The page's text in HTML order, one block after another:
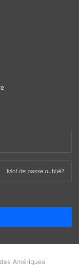
Mot de passe oublié?
Amériques